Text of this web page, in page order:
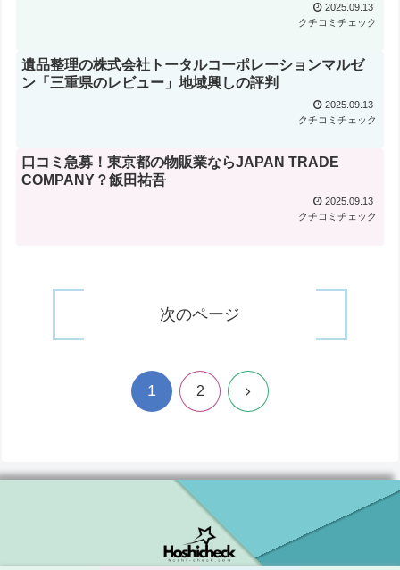
2025.09.13
クチコミチェック
遺品整理の株式会社トータルコーポレーションマルゼ
ン「三重県のレビュー」地域興しの評判
2025.09.13
クチコミチェック
口コミ急募！東京都の物販業ならJAPAN TRADE
COMPANY？飯田祐吾
2025.09.13
クチコミチェック
次のページ
1 2 次